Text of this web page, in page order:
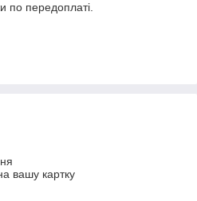
по передоплаті.
вашу картку